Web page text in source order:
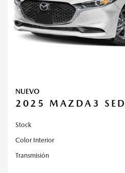
NUEVO
2025 MAZDA3
Stock
Color Interior
Transmisión